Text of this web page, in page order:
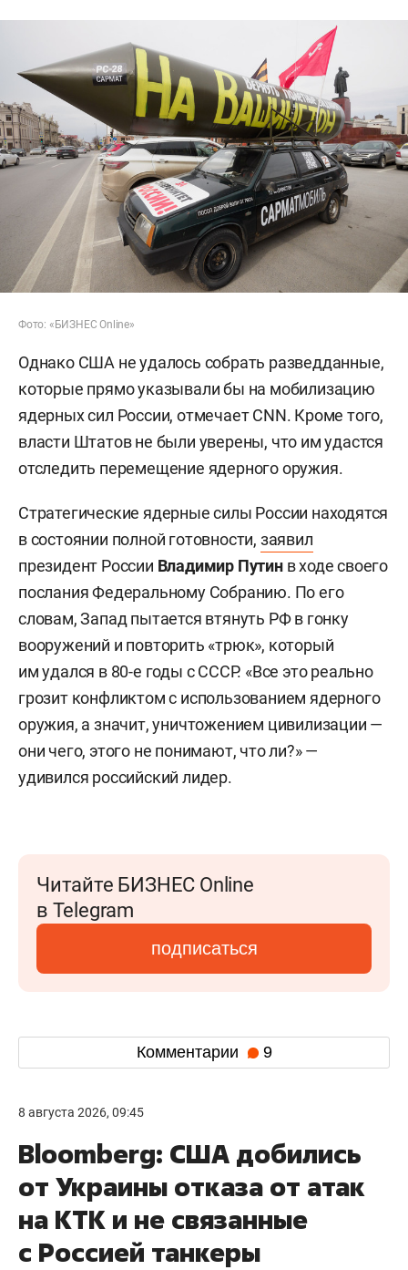
Фото: «БИЗНЕС Online»
Однако США не удалось собрать разведданные,
которые прямо указывали бы на мобилизацию
ядерных сил России, отмечает CNN. Кроме того,
власти Штатов не были уверены, что им удастся
отследить перемещение ядерного оружия.
Стратегические ядерные силы России находятся
в состоянии полной готовности, заявил
президент России Владимир Путинв ходе своего
послания Федеральному Собранию. По его
словам, Запад пытается втянуть РФ в гонку
вооружений и повторить «трюк», который
им удался в 80-е годы с СССР. «Все это реально
грозит конфликтом с использованием ядерного
оружия, а значит, уничтожением цивилизации —
они чего, этого не понимают, что ли?» —
удивился российский лидер.
Читайте БИЗНЕС Online
в Telegram
подписаться
Комментарии 9
8 августа 2026, 09:45
Bloomberg: США добились
от Украины отказа от атак
на КТК и не связанные
с Россией танкеры